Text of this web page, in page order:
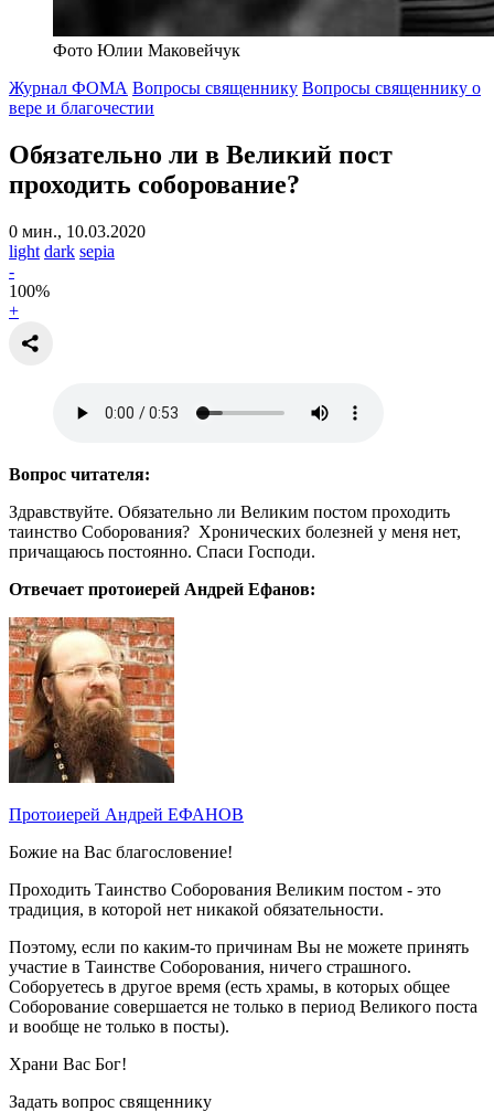
Фото Юлии Маковейчук
Журнал ФОМА Вопросы священнику Вопросы священнику о
вере и благочестии
Обязательно ли в Великий пост
проходить соборование?
0 мин., 10.03.2020
light dark sepia
-
100%
+
Вопрос читателя:
Здравствуйте. Обязательно ли Великим постом проходить
таинство Соборования? Хронических болезней у меня нет,
причащаюсь постоянно. Спаси Господи.
Отвечает протоиерей Андрей Ефанов:
Протоиерей Андрей ЕФАНОВ
Божие на Вас благословение!
Проходить Таинство Соборования Великим постом - это
традиция, в которой нет никакой обязательности.
Поэтому, если по каким-то причинам Вы не можете принять
участие в Таинстве Соборования, ничего страшного.
Соборуетесь в другое время (есть храмы, в которых общее
Соборование совершается не только в период Великого поста
и вообще не только в посты).
Храни Вас Бог!
Задать вопрос священнику